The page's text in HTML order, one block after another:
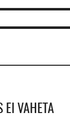
EI VAHETA